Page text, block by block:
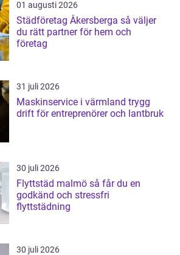
01 augusti 2026
Städföretag Åkersberga så väljer
du rätt partner för hem och
företag
31 juli 2026
Maskinservice i värmland trygg
drift för entreprenörer och lantbruk
30 juli 2026
Flyttstäd malmö så får du en
godkänd och stressfri
flyttstädning
30 juli 2026